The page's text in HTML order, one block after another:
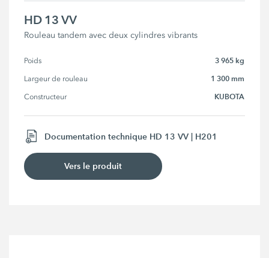
HD 13 VV
Rouleau tandem avec deux cylindres vibrants
Poids 3 965 kg
Largeur de rouleau 1 300 mm
Constructeur KUBOTA
Documentation technique HD 13 VV | H201
Vers le produit